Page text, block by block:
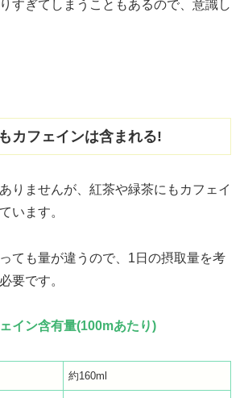
すぎてしまうこともあるので、意識し
カフェインは含まれる!
りませんが、紅茶や緑茶にもカフェイ
います。
ても量が違うので、1日の摂取量を考
要です。
イン含有量(100mあたり)
約160ml